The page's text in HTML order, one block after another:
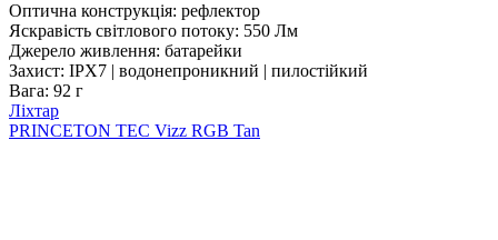
Оптична конструкція: рефлектор
Яскравість світлового потоку: 550 Лм
Джерело живлення: батарейки
Захист: IPX7 | водонепроникний | пилостійкий
Вага: 92 г
Ліхтар
PRINCETON TEC Vizz RGB Tan